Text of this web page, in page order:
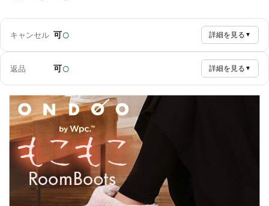
キャンセル 可○ 詳細を見る ▼
返品 可○ 詳細を見る ▼